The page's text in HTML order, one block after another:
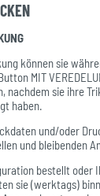
können sie
MIT
nachdem sie ihre
haben.
und/oder
und bleibenden
bestellt oder
sie (werktags)